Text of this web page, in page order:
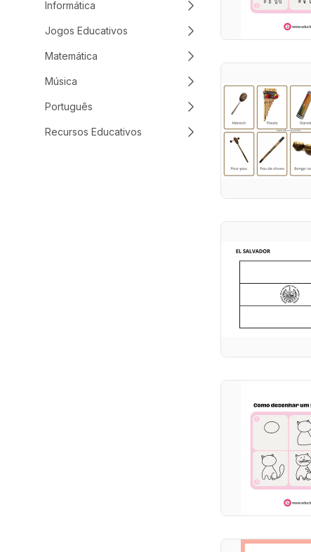
Informática
Jogos Educativos
Matemática
Música
Português
Recursos Educativos